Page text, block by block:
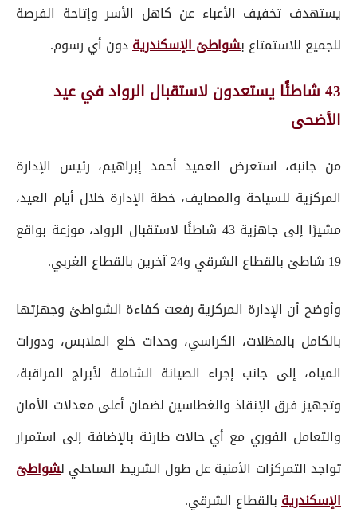
يستهدف تخفيف الأعباء عن كاهل الأسر وإتاحة الفرصة
للجميع للاستمتاع بشواطئ الإسكندريةدون أي رسوم.
43 شاطئًا يستعدون لاستقبال الرواد في عيد
الأضحى
من جانبه، استعرض العميد أحمد إبراهيم، رئيس الإدارة
المركزية للسياحة والمصايف، خطة الإدارة خلال أيام العيد،
مشيرًا إلى جاهزية 43 شاطئًا لاستقبال الرواد، موزعة بواقع
19 شاطئ بالقطاع الشرقي و24 آخرين بالقطاع الغربي.
وأوضح أن الإدارة المركزية رفعت كفاءة الشواطئ وجهزتها
بالكامل بالمظلات، الكراسي، وحدات خلع الملابس، ودورات
المياه، إلى جانب إجراء الصيانة الشاملة لأبراج المراقبة،
وتجهيز فرق الإنقاذ والغطاسين لضمان أعلى معدلات الأمان
والتعامل الفوري مع أي حالات طارئة بالإضافة إلى استمرار
تواجد التمركزات الأمنية عل طول الشريط الساحلي لشواطئ
الإسكندريةبالقطاع الشرقي.